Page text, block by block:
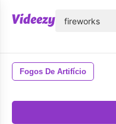
Fogos De Artifício